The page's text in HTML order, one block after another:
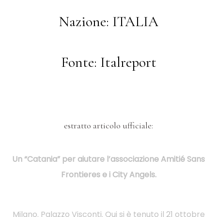
Nazione: ITALIA
Fonte: Italreport
estratto articolo ufficiale:
Un “Catania” per aiutare l’associazione Amitié Sans
Frontieres e i City Angels.
Milano. Palazzo Visconti. Qui si è tenuto il 21 ottobre